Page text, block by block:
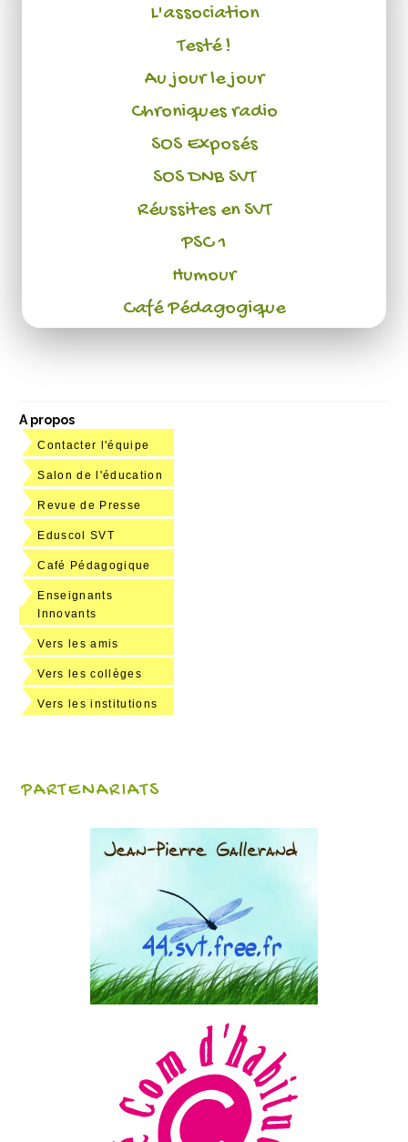
L'association
Testé !
Au jour le jour
Chroniques radio
SOS Exposés
SOS DNB SVT
Réussites en SVT
PSC 1
Humour
Café Pédagogique
A propos
Contacter l'équipe
Salon de l'éducation
Revue de Presse
Eduscol SVT
Café Pédagogique
Enseignants
Innovants
Vers les amis
Vers les collèges
Vers les institutions
PARTENARIATS